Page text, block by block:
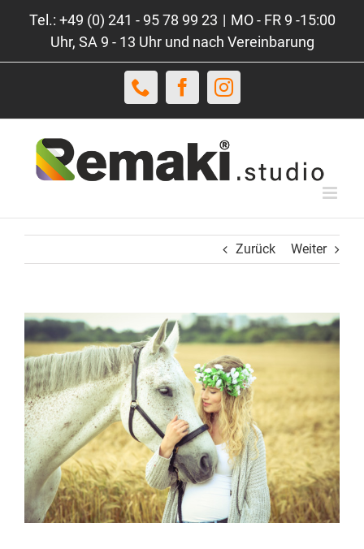
Tel.: +49 (0) 241 - 95 78 99 23 | MO - FR 9 -15:00
Uhr, SA 9 - 13 Uhr und nach Vereinbarung
TelefonFacebookInstagram
Zurück Weiter
View
Larger
Image